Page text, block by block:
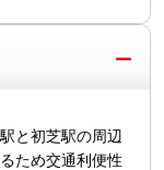
と初芝駅の周辺
ため交通利便性